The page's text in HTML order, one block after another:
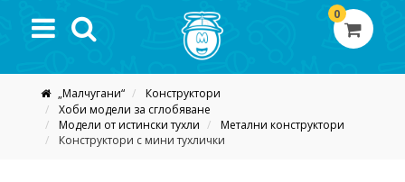
0
„Малчугани“
Конструктори
Хоби модели за сглобяване
Модели от истински тухли
Метални конструктори
Конструктори с мини тухлички